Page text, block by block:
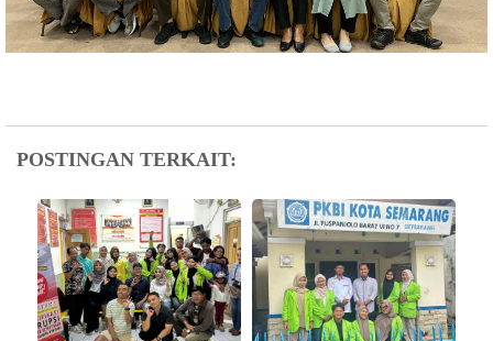
POSTINGAN TERKAIT: